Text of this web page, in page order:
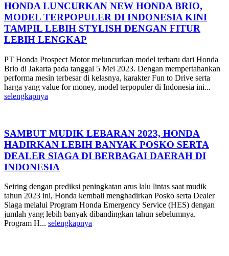
HONDA LUNCURKAN NEW HONDA BRIO,
MODEL TERPOPULER DI INDONESIA KINI
TAMPIL LEBIH STYLISH DENGAN FITUR
LEBIH LENGKAP
PT Honda Prospect Motor meluncurkan model terbaru dari Honda
Brio di Jakarta pada tanggal 5 Mei 2023. Dengan mempertahankan
performa mesin terbesar di kelasnya, karakter Fun to Drive serta
harga yang value for money, model terpopuler di Indonesia ini...
selengkapnya
SAMBUT MUDIK LEBARAN 2023, HONDA
HADIRKAN LEBIH BANYAK POSKO SERTA
DEALER SIAGA DI BERBAGAI DAERAH DI
INDONESIA
Seiring dengan prediksi peningkatan arus lalu lintas saat mudik
tahun 2023 ini, Honda kembali menghadirkan Posko serta Dealer
Siaga melalui Program Honda Emergency Service (HES) dengan
jumlah yang lebih banyak dibandingkan tahun sebelumnya.
Program H... selengkapnya